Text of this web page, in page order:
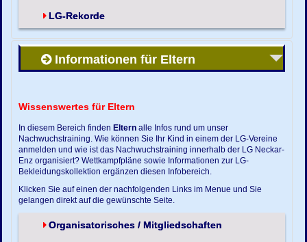
LG-Rekorde
Informationen für Eltern
Wissenswertes für Eltern
In diesem Bereich finden Eltern alle Infos rund um unser
Nachwuchstraining. Wie können Sie Ihr Kind in einem der LG-Vereine
anmelden und wie ist das Nachwuchstraining innerhalb der LG Neckar-
Enz organisiert? Wettkampfpläne sowie Informationen zur LG-
Bekleidungskollektion ergänzen diesen Infobereich.
Klicken Sie auf einen der nachfolgenden Links im Menue und Sie
gelangen direkt auf die gewünschte Seite.
Organisatorisches / Mitgliedschaften